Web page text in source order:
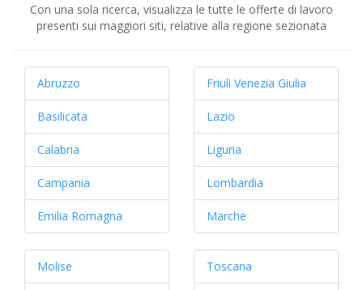
Con una sola ricerca, visualizza le tutte le offerte di lavoro
presenti sui maggiori siti, relative alla regione sezionata
Abruzzo
Basilicata
Calabria
Campania
Emilia Romagna
Friuli Venezia Giulia
Lazio
Liguria
Lombardia
Marche
Molise Toscana